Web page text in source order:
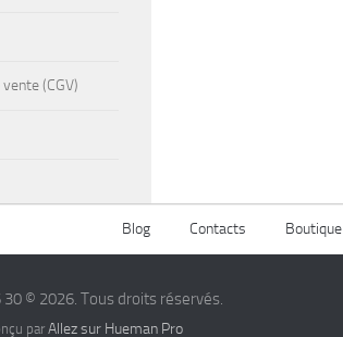
(CGV)
Blog Contacts Boutique
30 © 2026. Tous droits réservés.
par Allez sur Hueman Pro